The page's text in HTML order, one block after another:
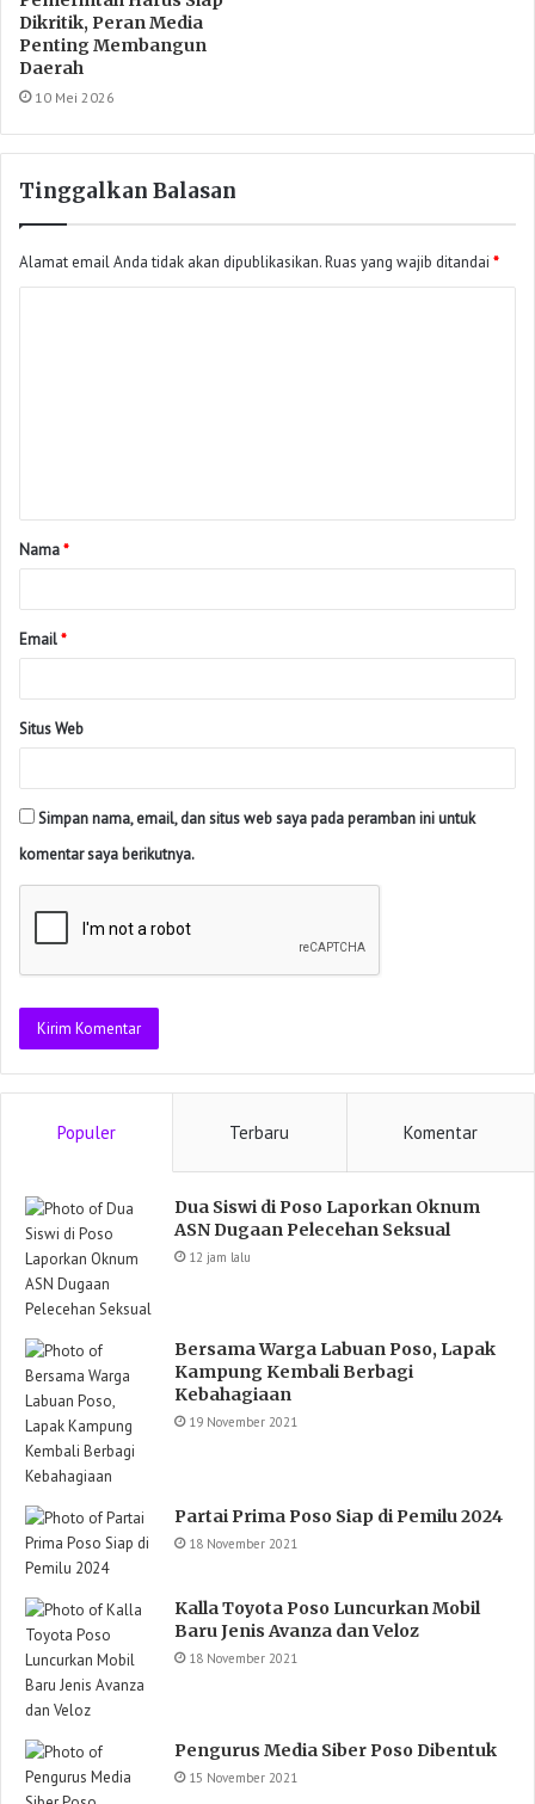
Dikritik, Peran Media
Penting Membangun
Daerah
10 Mei 2026
Tinggalkan Balasan
Alamat email Anda tidak akan dipublikasikan.Ruas yang wajib ditandai *
Nama*
Email*
Situs Web
Simpan nama, email, dan situs web saya pada peramban ini untuk
komentar saya berikutnya.
Populer Terbaru Komentar
Dua Siswi di Poso Laporkan Oknum
ASN Dugaan Pelecehan Seksual
12 jam lalu
Bersama Warga Labuan Poso, Lapak
Kampung Kembali Berbagi
Kebahagiaan
19 November 2021
Partai Prima Poso Siap di Pemilu 2024
18 November 2021
Kalla Toyota Poso Luncurkan Mobil
Baru Jenis Avanza dan Veloz
18 November 2021
Pengurus Media Siber Poso Dibentuk
15 November 2021